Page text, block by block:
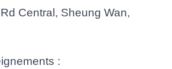
Central, Sheung Wan,
: